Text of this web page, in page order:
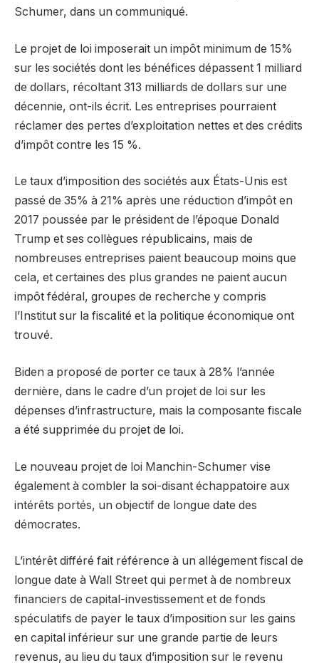
Schumer, dans un communiqué.
Le projet de loi imposerait un impôt minimum de 15%
sur les sociétés dont les bénéfices dépassent 1 milliard
de dollars, récoltant 313 milliards de dollars sur une
décennie, ont-ils écrit. Les entreprises pourraient
réclamer des pertes d’exploitation nettes et des crédits
d’impôt contre les 15 %.
Le taux d’imposition des sociétés aux États-Unis est
passé de 35% à 21% après une réduction d’impôt en
2017 poussée par le président de l’époque Donald
Trump et ses collègues républicains, mais de
nombreuses entreprises paient beaucoup moins que
cela, et certaines des plus grandes ne paient aucun
impôt fédéral, groupes de recherche y compris
l’Institut sur la fiscalité et la politique économique ont
trouvé.
Biden a proposé de porter ce taux à 28% l’année
dernière, dans le cadre d’un projet de loi sur les
dépenses d’infrastructure, mais la composante fiscale
a été supprimée du projet de loi.
Le nouveau projet de loi Manchin-Schumer vise
également à combler la soi-disant échappatoire aux
intérêts portés, un objectif de longue date des
démocrates.
L’intérêt différé fait référence à un allégement fiscal de
longue date à Wall Street qui permet à de nombreux
financiers de capital-investissement et de fonds
spéculatifs de payer le taux d’imposition sur les gains
en capital inférieur sur une grande partie de leurs
revenus, au lieu du taux d’imposition sur le revenu